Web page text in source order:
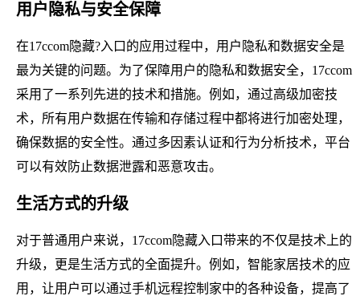
用户隐私与安全保障
在17ccom隐藏?入口的应用过程中，用户隐私和数据安全是
最为关键的问题。为了保障用户的隐私和数据安全，17ccom
采用了一系列先进的技术和措施。例如，通过高级加密技
术，所有用户数据在传输和存储过程中都将进行加密处理，
确保数据的安全性。通过多因素认证和行为分析技术，平台
可以有效防止数据泄露和恶意攻击。
生活方式的升级
对于普通用户来说，17ccom隐藏入口带来的不仅是技术上的
升级，更是生活方式的全面提升。例如，智能家居技术的应
用，让用户可以通过手机远程控制家中的各种设备，提高了